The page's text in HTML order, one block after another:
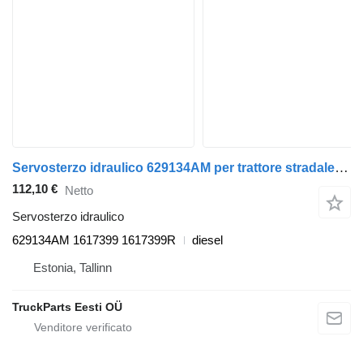
Servosterzo idraulico 629134AM per trattore stradale DAF XF95, XF105 (2001-2014)
112,10 € Netto
Servosterzo idraulico
629134AM 1617399 1617399R
diesel
Estonia, Tallinn
TruckParts Eesti OÜ